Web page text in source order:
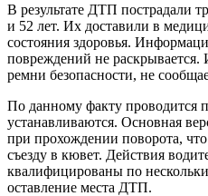
В результате ДТП пострадали
и 52 лет. Их доставили в
состояния здоровья.
повреждений не
ремни безопасности, не
По данному факту проводится
устанавливаются. Основная
при прохождении поворота,
съезду в кювет. Действия
квалифицированы по
оставление места ДТП.